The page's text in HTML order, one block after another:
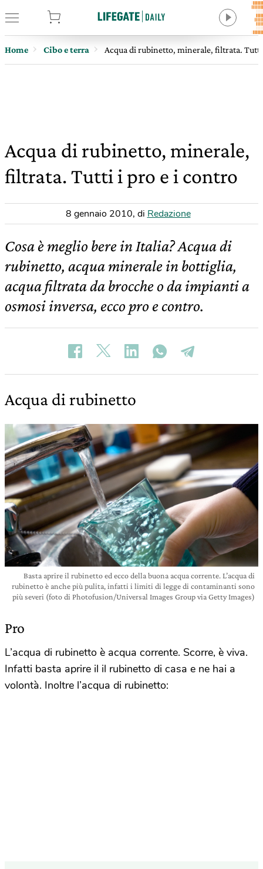
Home Cibo e terra Acqua di rubinetto, minerale, filtrata.
Acqua di rubinetto, minerale,
filtrata. Tutti i pro e i contro
8 gennaio 2010, di Redazione
Cosa è meglio bere in Italia? Acqua di
rubinetto, acqua minerale in bottiglia,
acqua filtrata da brocche o da impianti a
osmosi inversa, ecco pro e contro.
Acqua di rubinetto
Basta aprire il rubinetto ed ecco della buona acqua corrente. L’acqua di
rubinetto è anche più pulita, infatti i limiti di legge di contaminanti sono
più severi (foto di Photofusion/Universal Images Group via Getty Images)
Pro
L’acqua di rubinetto è acqua corrente. Scorre, è viva.
Infatti basta aprire il il rubinetto di casa e ne hai a
volontà. Inoltre l’acqua di rubinetto: